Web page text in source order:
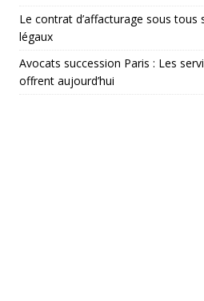
Le contrat d’affacturage sous tous
légaux
Avocats succession Paris : Les
offrent aujourd’hui